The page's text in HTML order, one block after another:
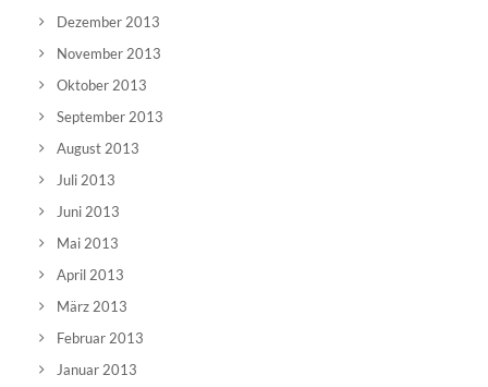
Dezember 2013
November 2013
Oktober 2013
September 2013
August 2013
Juli 2013
Juni 2013
Mai 2013
April 2013
März 2013
Februar 2013
Januar 2013